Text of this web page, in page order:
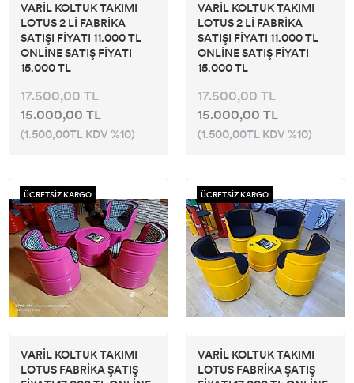
VARİL KOLTUK TAKIMI
LOTUS 2 Lİ FABRİKA
SATIŞI FİYATI 11.000 TL
ONLİNE SATIŞ FİYATI
15.000 TL
17.500,00 TL
15.000,00 TL
(1.500,00TL KDV %10)
VARİL KOLTUK TAKIMI
LOTUS 2 Lİ FABRİKA
SATIŞI FİYATI 11.000 TL
ONLİNE SATIŞ FİYATI
15.000 TL
17.500,00 TL
15.000,00 TL
(1.500,00TL KDV %10)
ÜCRETSİZ KARGO
VARİL KOLTUK TAKIMI
LOTUS FABRİKA ŞATIŞ
ÜCRETSİZ KARGO
VARİL KOLTUK TAKIMI
LOTUS FABRİKA ŞATIŞ